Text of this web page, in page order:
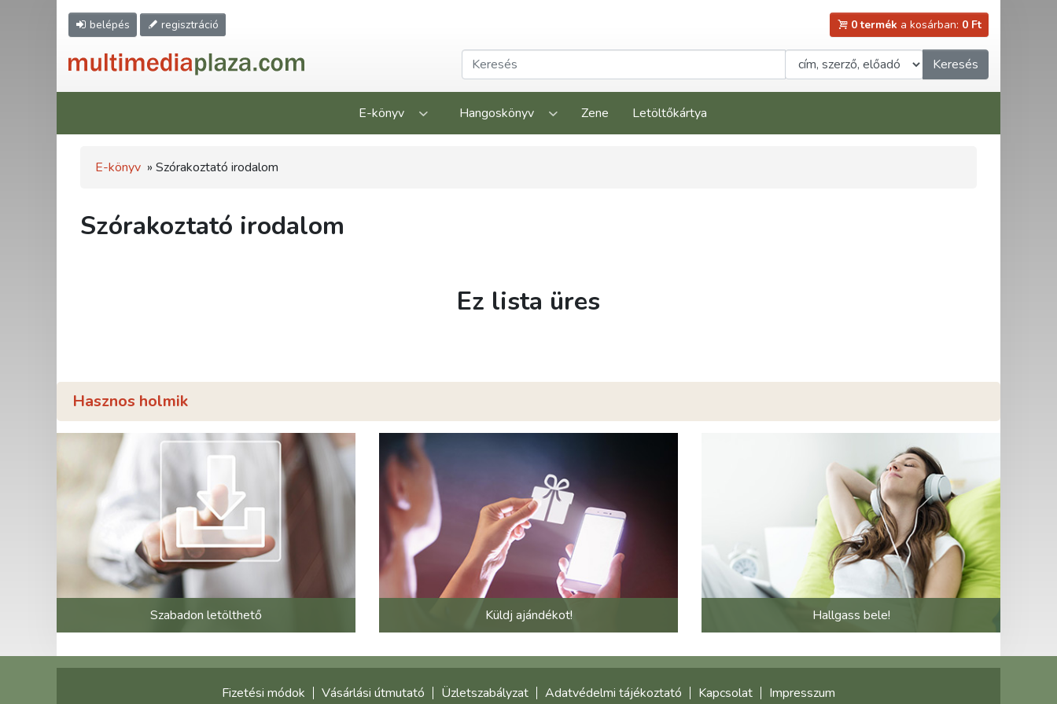
belépés regisztráció 0 termék a kosárban: 0 Ft
Keresés
E-könyv Hangoskönyv Zene Letöltőkártya
E-könyv » Szórakoztató irodalom
Szórakoztató irodalom
Ez lista üres
Hasznos holmik
Szabadon letölthető Küldj ajándékot! Hallgass bele!
Fizetési módok Vásárlási útmutató Üzletszabályzat Adatvédelmi tájékoztató Kapcsolat Impresszum